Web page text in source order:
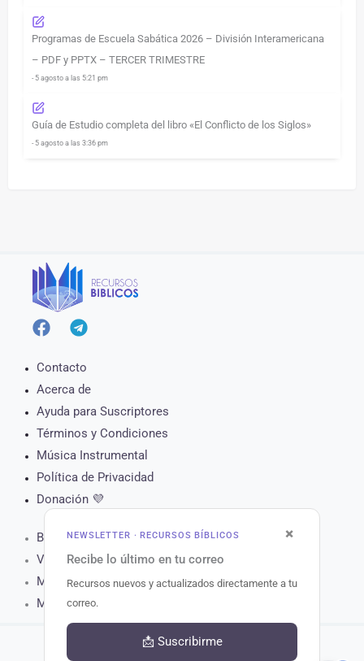
Programas de Escuela Sabática 2026 – División Interamericana
– PDF y PPTX – TERCER TRIMESTRE
- 5 agosto a las 5:21 pm
Guía de Estudio completa del libro «El Conflicto de los Siglos»
- 5 agosto a las 3:36 pm
×
NEWSLETTER · RECURSOS BÍBLICOS
Recibe lo último en tu correo
Recursos nuevos y actualizados directamente a tu
correo.
📩 Suscribirme
Contacto
Acerca de
Ayuda para Suscriptores
Términos y Condiciones
Música Instrumental
Política de Privacidad
Donación 💜
Biblia Online
Versículo del Día
Muro de Oración
Matutina para Hoy